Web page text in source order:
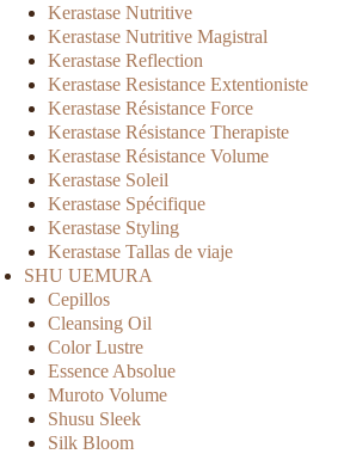
Kerastase Nutritive
Kerastase Nutritive Magistral
Kerastase Reflection
Kerastase Resistance Extentioniste
Kerastase Résistance Force
Kerastase Résistance Therapiste
Kerastase Résistance Volume
Kerastase Soleil
Kerastase Spécifique
Kerastase Styling
Kerastase Tallas de viaje
SHU UEMURA
Cepillos
Cleansing Oil
Color Lustre
Essence Absolue
Muroto Volume
Shusu Sleek
Silk Bloom